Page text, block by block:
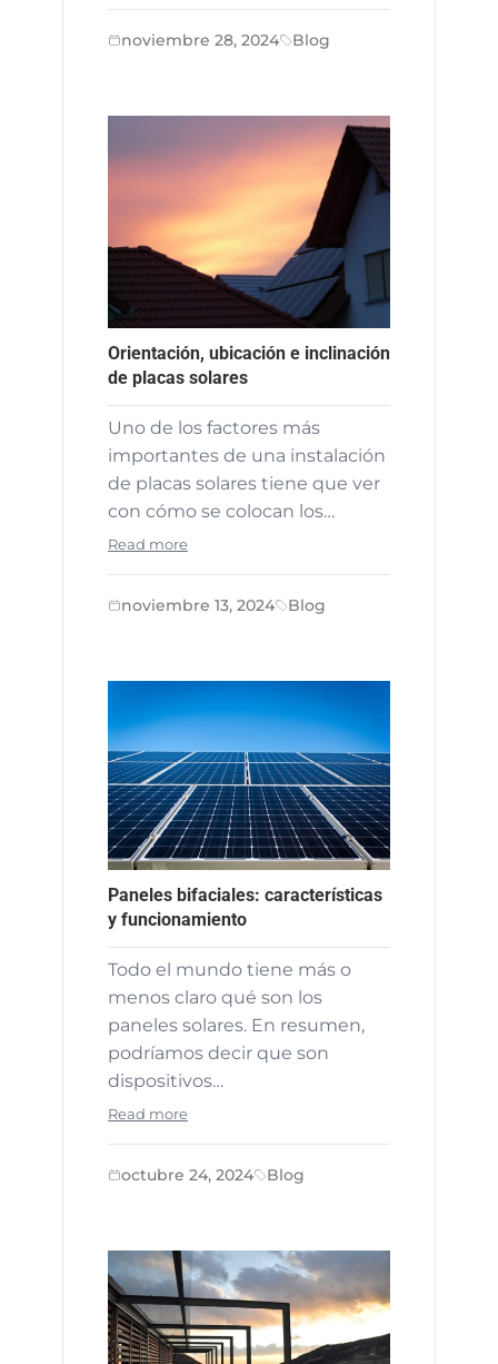
noviembre 28, 2024 Blog
Orientación, ubicación e inclinación
de placas solares
Uno de los factores más
importantes de una instalación
de placas solares tiene que ver
con cómo se colocan los…
Read more
noviembre 13, 2024 Blog
Paneles bifaciales: características
y funcionamiento
Todo el mundo tiene más o
menos claro qué son los
paneles solares. En resumen,
podríamos decir que son
dispositivos…
Read more
octubre 24, 2024 Blog